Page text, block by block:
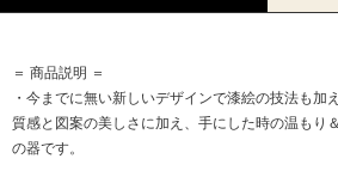
＝ 商品説明 ＝
・今までに無い新しいデザインで漆絵の技法も加
質感と図案の美しさに加え、手にした時の温もり
の器です。